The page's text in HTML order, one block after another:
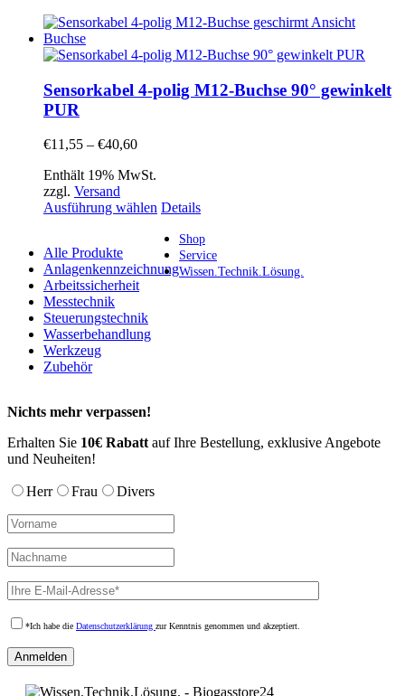
Sensorkabel 4-polig M12-Buchse 90° gewinkelt
PUR
€11,55 – €40,60Preisspanne:
bis
Enthält 19% MwSt.
zzgl. Versand
Ausführung wählen Dieses
weist
mehrere
Varianten
Details
Alle Produkte
Anlagenkennzeichnung
Arbeitssicherheit
Messtechnik
Steuerungstechnik
Wasserbehandlung
Werkzeug
Zubehör
Shop
Service
Wissen.Technik.Lösung.
Nichts mehr verpassen!
Erhalten Sie 10€ Rabattauf Ihre Bestellung, exklusive Angebote
und Neuheiten!
Herr Frau Divers
*Ich habe die Datenschutzerklärung zur Kenntnis genommen und akzeptiert.